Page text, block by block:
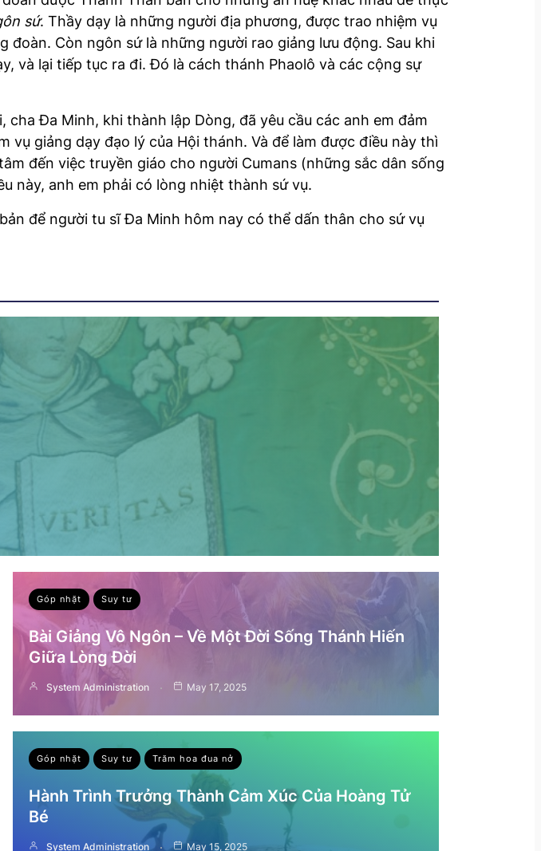
sứ. Thầy dạy là những người địa phương, được trao nhiệm vụ
Còn ngôn sứ là những người rao giảng lưu động. Sau khi
và lại tiếp tục ra đi. Đó là cách thánh Phaolô và các cộng sự
Đa Minh, khi thành lập Dòng, đã yêu cầu các anh em đảm
giảng dạy đạo lý của Hội thánh. Và để làm được điều này thì
đến việc truyền giáo cho người Cumans (những sắc dân sống
này, anh em phải có lòng nhiệt thành sứ vụ.
để người tu sĩ Đa Minh hôm nay có thể dấn thân cho sứ vụ
Góp nhặt Suy tư
Bài Giảng Vô Ngôn – Về Một Đời Sống Thánh Hiến
Giữa Lòng Đời
System Administration May 17, 2025
Góp nhặt Suy tư Trăm hoa đua nở
Hành Trình Trưởng Thành Cảm Xúc Của Hoàng Tử
Bé
System Administration May 15, 2025